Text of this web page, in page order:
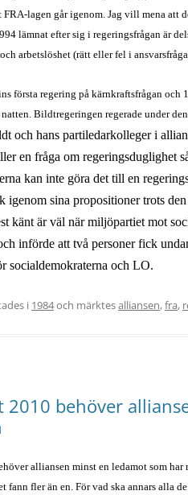
FRA-lagen går igenom. Jag vill mena att
lämnat efter sig i regeringsfrågan är
arbetslöshet (rätt eller fel i
första regering på kärnkraftsfrågan och
natten. Bildtregeringen regerade under
och hans partiledarkolleger i
en fråga om regeringsduglighet
kan inte göra det till en
sina propositioner trots
känt är väl när miljöpartiet mot
införde att två personer fick
socialdemokraterna och LO.
i 1984och märktesalliansen,fra,
2010 behöver
alliansen minst en ledamot som
fann fler än en. För vad ska annars alla